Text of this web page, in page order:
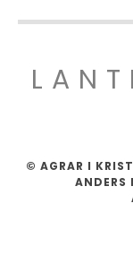
© AGRAR I